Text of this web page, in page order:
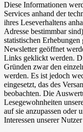
Diese Informationen
Services anhand der
ihres Leseverhaltens
Adresse bestimmbar
statistischen
Newsletter geöffnet
Links geklickt werden.
Gründen zwar den
werden. Es ist jedoch
eingesetzt, das des
beobachten. Die
Lesegewohnheiten
auf sie anzupassen oder
Interessen unserer